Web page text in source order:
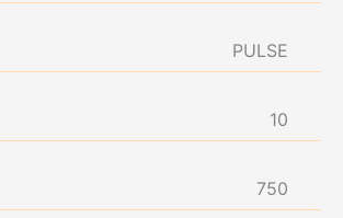
PULSE
10
750